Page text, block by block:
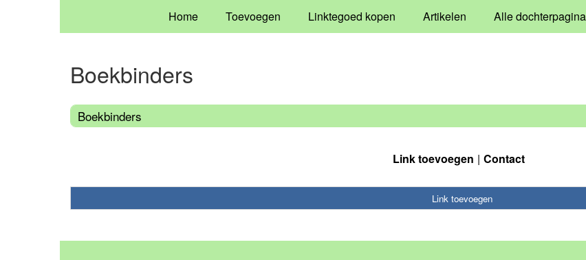
Home Toevoegen Linktegoed kopen Artikelen Alle
Boekbinders
Boekbinders
Link toevoegen Contact
Link toevoegen